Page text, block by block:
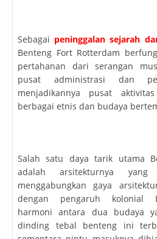
Sebagai peninggalan sejarah
Benteng Fort Rotterdam
pertahanan dari serangan
pusat administrasi dan
menjadikannya pusat
berbagai etnis dan budaya
Salah satu daya tarik utama
adalah arsitekturnya
menggabungkan gaya
dengan pengaruh kolonial
harmoni antara dua budaya
dinding tebal benteng ini